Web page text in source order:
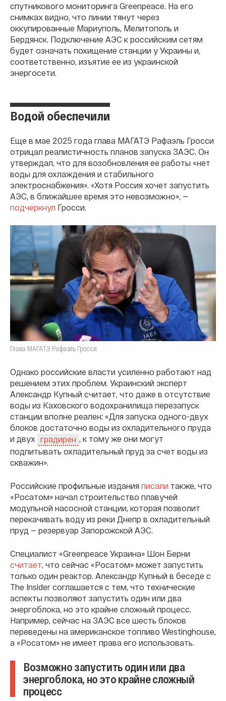
спутникового мониторинга Greenрeace. На его
снимках видно, что линии тянут через
оккупированные Мариуполь, Мелитополь и
Бердянск. Подключение АЭС к российским сетям
будет означать похищение станции у Украины и,
соответственно, изъятие ее из украинской
энергосети.
Водой обеспечили
Еще в мае 2025 года глава МАГАТЭ Рафаэль Гросси
отрицал реалистичность планов запуска ЗАЭС. Он
утверждал, что для возобновления ее работы «нет
воды для охлаждения и стабильного
электроснабжения». «Хотя Россия хочет запустить
АЭС, в ближайшее время это невозможно», —
подчеркнул Гросси.
Глава МАГАТЭ Рафаэль Гросси
Однако российские власти усиленно работают над
решением этих проблем. Украинский эксперт
Александр Купный считает, что даже в отсутствие
воды из Каховского водохранилища перезапуск
станции вполне реален: «Для запуска одного-двух
блоков достаточно воды из охладительного пруда
и двух градирен , к тому же они могут
подпитывать охладительный пруд за счет воды из
скважин».
Российские профильные издания писали также, что
«Росатом» начал строительство плавучей
модульной насосной станции, которая позволит
перекачивать воду из реки Днепр в охладительный
пруд — резервуар Запорожской АЭС.
Специалист «Greenpeace Украина» Шон Берни
считает, что сейчас «Росатом» может запустить
только один реактор. Александр Купный в беседе с
The Insider соглашается с тем, что технические
аспекты позволяют запустить один или два
энергоблока, но это крайне сложный процесс.
Например, сейчас на ЗАЭС все шесть блоков
переведены на американское топливо Westinghouse,
а «Росатом» не имеет права его использовать.
Возможно запустить один или два
энергоблока, но это крайне сложный
процесс